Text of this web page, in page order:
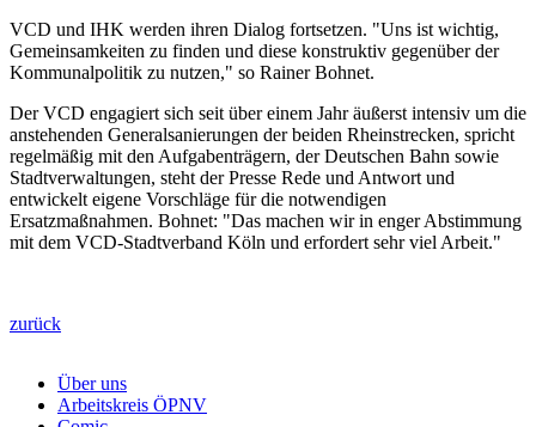
VCD und IHK werden ihren Dialog fortsetzen. "Uns ist wichtig,
Gemeinsamkeiten zu finden und diese konstruktiv gegenüber der
Kommunalpolitik zu nutzen," so Rainer Bohnet.
Der VCD engagiert sich seit über einem Jahr äußerst intensiv um die
anstehenden Generalsanierungen der beiden Rheinstrecken, spricht
regelmäßig mit den Aufgabenträgern, der Deutschen Bahn sowie
Stadtverwaltungen, steht der Presse Rede und Antwort und
entwickelt eigene Vorschläge für die notwendigen
Ersatzmaßnahmen. Bohnet: "Das machen wir in enger Abstimmung
mit dem VCD-Stadtverband Köln und erfordert sehr viel Arbeit."
zurück
Über uns
Arbeitskreis ÖPNV